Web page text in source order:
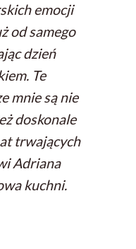
emocji
od samego
dzień
Te
mnie są nie
doskonale
trwających
Adriana
kuchni.